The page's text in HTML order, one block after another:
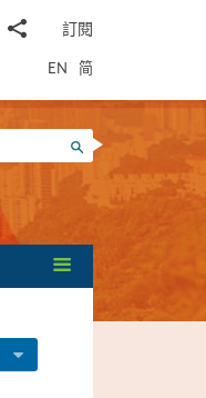
郵WhatsApp
微
信
面
書Twitter
LinkedIn
微
訂閱
EN 简
搜尋